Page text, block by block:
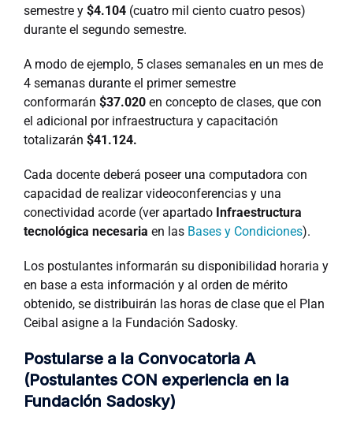
semestre y $4.104 (cuatro mil ciento cuatro pesos)
durante el segundo semestre.
A modo de ejemplo, 5 clases semanales en un mes de
4 semanas durante el primer semestre
conformarán $37.020 en concepto de clases, que con
el adicional por infraestructura y capacitación
totalizarán $41.124.
Cada docente deberá poseer una computadora con
capacidad de realizar videoconferencias y una
conectividad acorde (ver apartado Infraestructura
tecnológica necesaria en las Bases y Condiciones).
Los postulantes informarán su disponibilidad horaria y
en base a esta información y al orden de mérito
obtenido, se distribuirán las horas de clase que el Plan
Ceibal asigne a la Fundación Sadosky.
Postularse a la Convocatoria A
(Postulantes CON experiencia en la
Fundación Sadosky)